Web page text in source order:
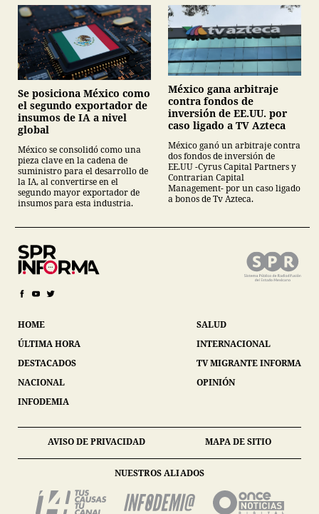
Se posiciona México como
el segundo exportador de
insumos de IA a nivel
global
México se consolidó como una
pieza clave en la cadena de
suministro para el desarrollo de
la IA, al convertirse en el
segundo mayor exportador de
insumos para esta industria.
México gana arbitraje
contra fondos de
inversión de EE.UU. por
caso ligado a TV Azteca
México ganó un arbitraje contra
dos fondos de inversión de
EE.UU -Cyrus Capital Partners y
Contrarian Capital
Management- por un caso ligado
a bonos de Tv Azteca.
HOME
ÚLTIMA HORA
DESTACADOS
NACIONAL
INFODEMIA
SALUD
INTERNACIONAL
TV MIGRANTE INFORMA
OPINIÓN
AVISO DE PRIVACIDAD MAPA DE SITIO
NUESTROS ALIADOS